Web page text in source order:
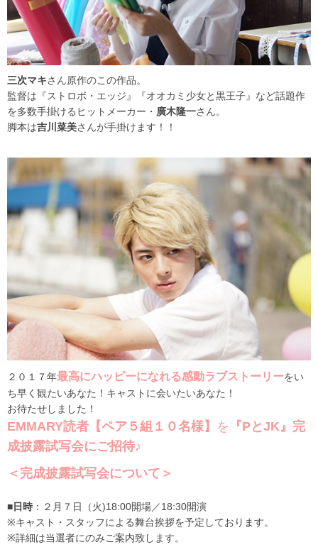
三次マキさん原作のこの作品。
監督は『ストロボ・エッジ』『オオカミ少女と黒王子』など話題作
を多数手掛けるヒットメーカー・ 廣木隆一さん。
脚本は吉川菜美さんが手掛けます！！
２０１７年最高にハッピーになれる感動ラブストーリーをい
ち早く観たいあなた！キャストに会いたいあなた！
お待たせしました！
EMMARY読者【ペア５組１０名様】 を 『PとJK』完
成披露試写会にご招待♪
＜完成披露試写会について＞
■日時 ：２月７日（火)18:00開場／18:30開演
※キャスト・スタッフによる舞台挨拶を予定しております。
※詳細は当選者にのみご案内致します。